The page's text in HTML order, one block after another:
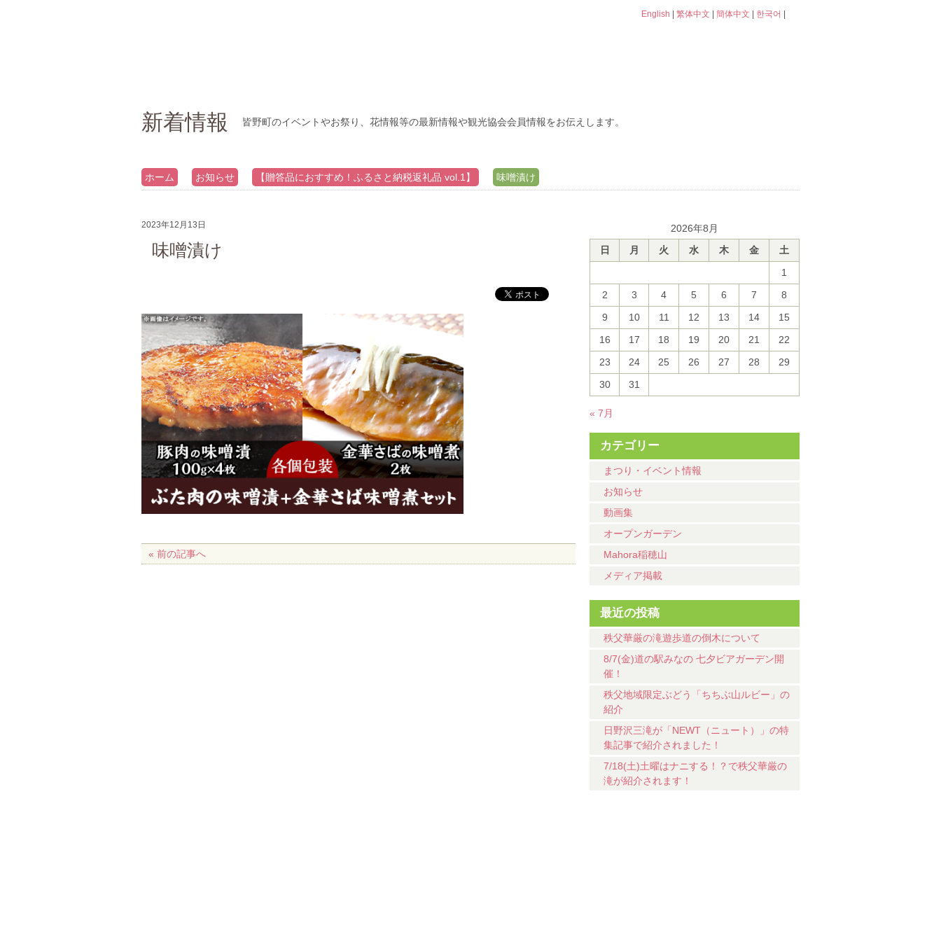
English 繁体中文 簡体中文 한국어
新着情報 皆野町のイベントやお祭り、花情報等の最新情報や観光協会会員情報をお伝えします。
ホーム お知らせ 【贈答品におすすめ！ふるさと納税返礼品 vol.1】 味噌漬け
2026年8月
日
月 火 水 木 金
土
1
2
3 4 5 6 7
8
9
10 11 12 13 14
15
16
17 18 19 20 21
22
23
24 25 26 27 28
29
30
31
« 7月
カテゴリー
まつり・イベント情報
お知らせ
動画集
オープンガーデン
Mahora稲穂山
メディア掲載
最近の投稿
秩父華厳の滝遊歩道の倒木について
8/7(金)道の駅みなの 七夕ビアガーデン開
催！
秩父地域限定ぶどう「ちちぶ山ルビー」の
紹介
日野沢三滝が「NEWT（ニュート）」の特
集記事で紹介されました！
7/18(土)土曜はナニする！？で秩父華厳の
滝が紹介されます！
2023年12月13日
味噌漬け
« 前の記事へ